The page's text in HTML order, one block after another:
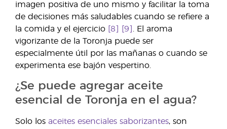
imagen positiva de uno mismo y facilitar la toma
de decisiones más saludables cuando se refiere a
la comida y el ejercicio
[8] [9] . El aroma
vigorizante de la Toronja puede ser
especialmente útil por las mañanas o cuando se
experimenta ese bajón vespertino.
¿Se puede agregar aceite
esencial de Toronja en el agua?
Solo los aceites esenciales saborizantes, son